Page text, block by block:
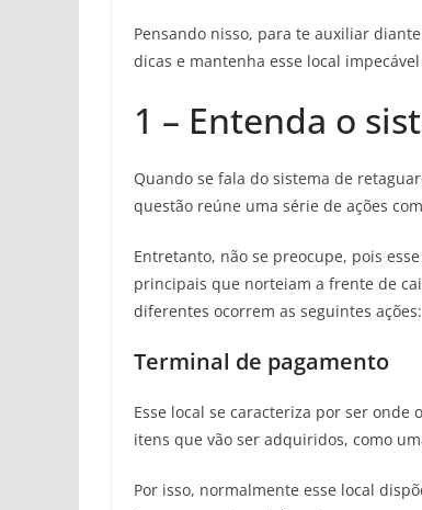
Pensando nisso, para te auxiliar
dicas e mantenha esse local
1 – Entenda o
Quando se fala do sistema de
questão reúne uma série de ações
Entretanto, não se preocupe, pois
principais que norteiam a frente de
diferentes ocorrem as seguintes ações:
Terminal de pagamento
Esse local se caracteriza por ser onde
itens que vão ser adquiridos, como
Por isso, normalmente esse local